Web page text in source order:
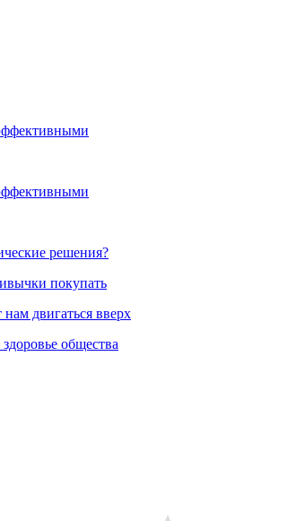
решения?
покупать
двигаться вверх
общества